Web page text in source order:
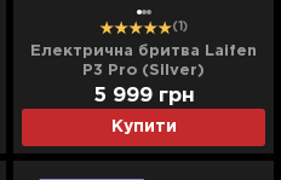
(1)
Електрична бритва Laifen
P3 Pro (Silver)
Купити
5 999 грн